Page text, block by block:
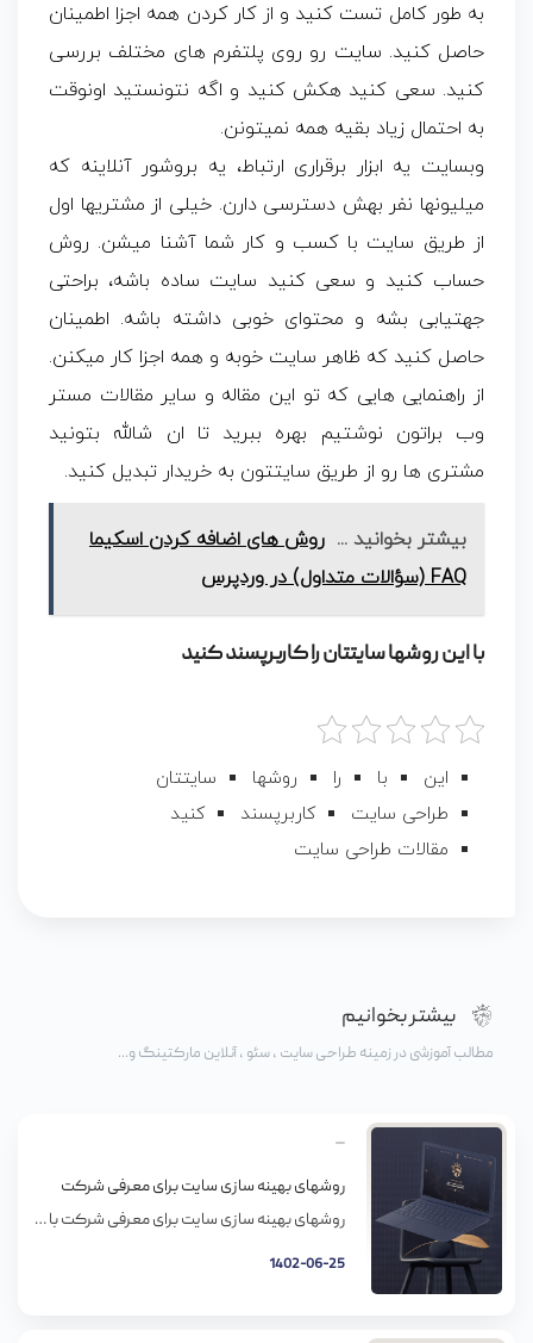
به طور کامل تست کنید و از کار کردن همه اجزا اطمینان
حاصل کنید. سایت رو روی پلتفرم های مختلف بررسی
کنید. سعی کنید هکش کنید و اگه نتونستید اونوقت
به احتمال زیاد بقیه همه نمیتونن.
وبسایت یه ابزار برقراری ارتباط، یه بروشور آنلاینه که
میلیونها نفر بهش دسترسی دارن. خیلی از مشتریها اول
از طریق سایت با کسب و کار شما آشنا میشن. روش
حساب کنید و سعی کنید سایت ساده باشه، براحتی
جهتیابی بشه و محتوای خوبی داشته باشه. اطمینان
حاصل کنید که ظاهر سایت خوبه و همه اجزا کار میکنن.
از راهنمایی هایی که تو این مقاله و سایر مقالات مستر
وب براتون نوشتیم بهره ببرید تا ان شالله بتونید
مشتری ها رو از طریق سایتتون به خریدار تبدیل کنید.
بیشتر بخوانید ... روش های اضافه کردن اسکیما
FAQ (سؤالات متداول) در وردپرس
با این روشها سایتتان را کاربرپسند کنید
این با را روشها
سایتتان
طراحی سایت
کاربرپسند
کنید
مقالات طراحی سایت
بیشتر بخوانیم
مطالب آموزشی در زمینه طراحی سایت ، سئو ، آنلاین مارکتینگ و...
روشهای بهینه سازی سایت برای معرفی شرکت
روشهای بهینه سازی سایت برای معرفی شرکت با ظهور اینترنت، شرکتهای خدماتی هم به سرعت به عرصه آنلاین منتقل شدند و اتفاقا خیلی هم حرکت زیرکانه ای بود، چون با این شیوه میشه از سراسر جهان مشتری و متقاضی گرفت. اوایل کار خوب پیش میرفت اما الآن دیگه بازار پر شده از شرکتهایی که میخوان […]
1402-06-25